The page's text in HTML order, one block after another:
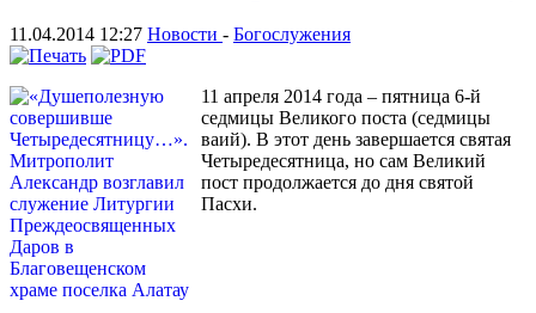
11.04.2014 12:27 Новости - Богослужения
11 апреля 2014 года – пятница 6-й
седмицы Великого поста (седмицы
ваий). В этот день завершается святая
Четыредесятница, но сам Великий
пост продолжается до дня святой
Пасхи.